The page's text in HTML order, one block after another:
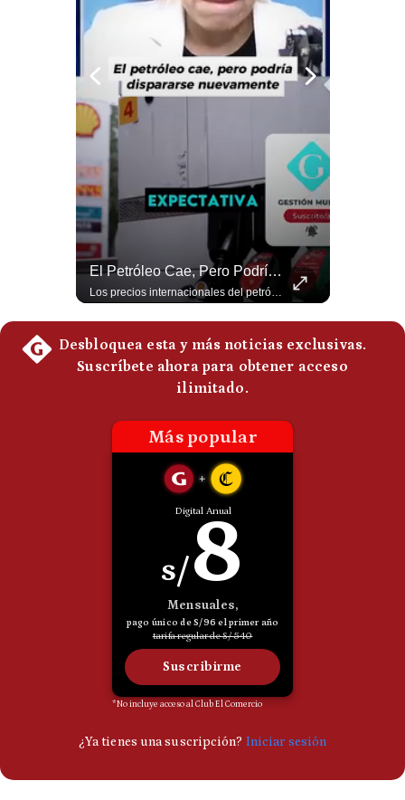
gestion.pe
Condiciones
Privacidad
Preguntas
Frecuentes
El Petróleo Cae, Pero Podría Dispararse Nuevamente | #radar24
Los precios internacionales del petróleo retrocedieron ante la posibilidad de un acuerdo para reabrir el estrecho de Ormuz. Sin embargo, la caída responde solo a una expectativa diplomática y un nuevo ataque contra un buque podría hacer regresar rápidamente la prima de riesgo. #Petroleo #EstrechoDeOrmuz #EconomiaGlobal #MercadoPetrolero #Crudo #NoticiasEconomicas #Geopolitica #Shorts 👉 Suscríbete y activa la campana para no perderte nuestro análisis diario. 🌎 Síguenos en nuestras redes sociales: 📌 Web oficial: https://gestion.pe/mundo/ 📌 LinkedIn: http://bit.ly/3HYIET0 📌 X (Twitter): http://bit.ly/4noZtX9 📌 TikTok: http://bit.ly/4evB6TO